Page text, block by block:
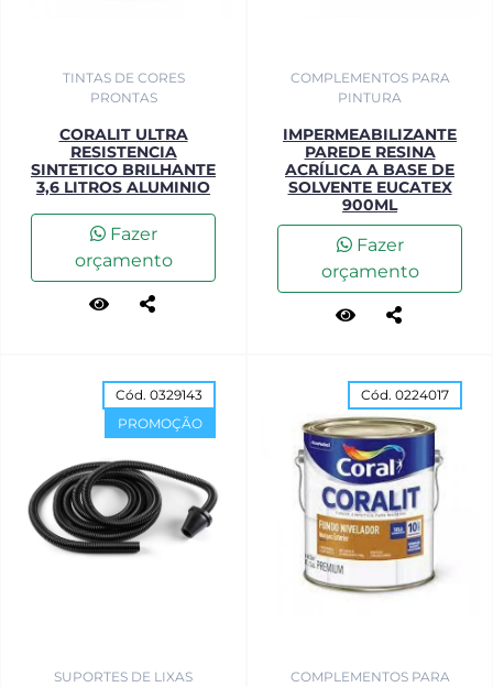
TINTAS DE CORES
PRONTAS
CORALIT ULTRA
RESISTENCIA
SINTETICO BRILHANTE
3,6 LITROS ALUMINIO
Fazer
orçamento
COMPLEMENTOS PARA
PINTURA
IMPERMEABILIZANTE
PAREDE RESINA
ACRÍLICA A BASE DE
SOLVENTE EUCATEX
900ML
Fazer
orçamento
Cód. 0329143
PROMOÇÃO
SUPORTES DE LIXAS
Cód. 0224017
COMPLEMENTOS PARA